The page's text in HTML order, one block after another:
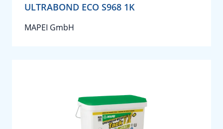
ULTRABOND ECO S968 1K
MAPEI GmbH